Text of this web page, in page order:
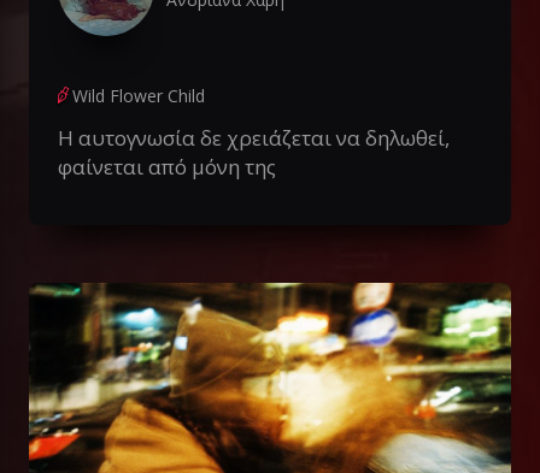
Wild Flower Child
Η αυτογνωσία δε χρειάζεται να δηλωθεί,
φαίνεται από μόνη της